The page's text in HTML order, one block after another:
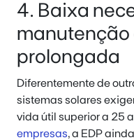
4. Baixa
manutenção
prolongada
Diferentemente de
sistemas solares
vida útil superior a 25
empresas, a EDP